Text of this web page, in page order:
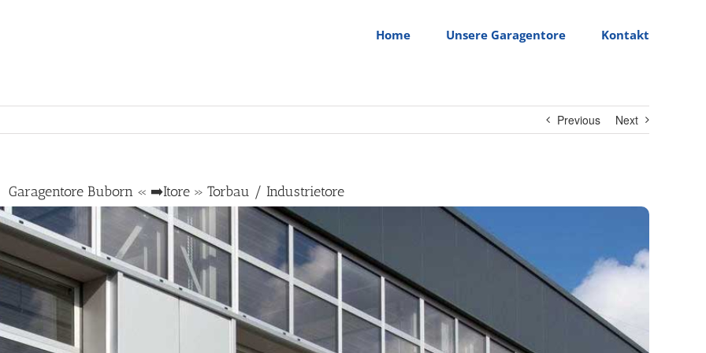
Home Unsere Garagentore Kontakt
Previous Next
Garagentore Buborn « ➡️Itore » Torbau / Industrietore